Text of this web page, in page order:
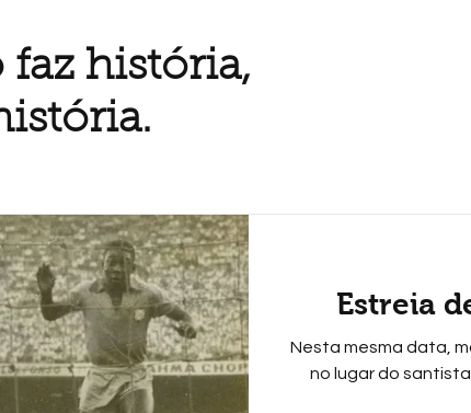
Estreia
Nesta mesma data,
no lugar do
faz história,